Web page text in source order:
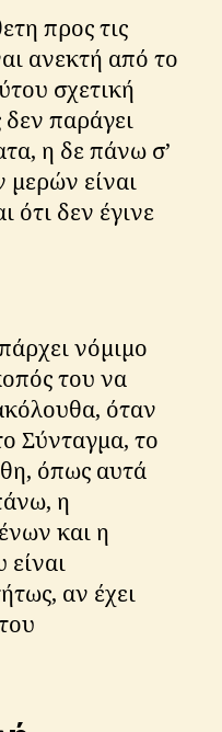
προς τις
ανεκτή από το
σχετική
παράγει
η δε πάνω σ’
είναι
ότι δεν έγινε
νόμιμο
του να
όταν
Σύνταγμα, το
όπως αυτά
η
και η
είναι
αν έχει